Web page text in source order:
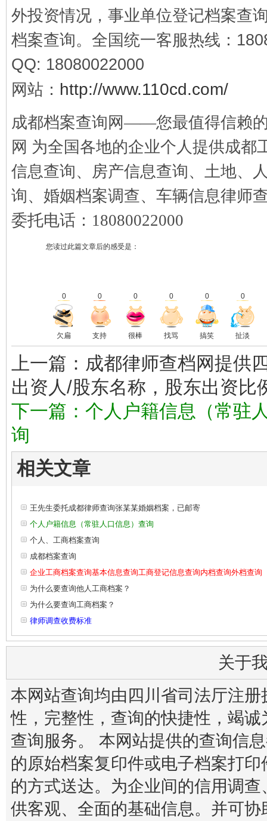
外投资情况，事业单位登记档案查
档案查询。全国统一客服热线：
QQ: 18080022000
网站： http://www.110cd.com/
成都档案查询网——您最值得信赖
网 为全国各地的企业个人提供成都
信息查询、房产信息查询、土地、
询、婚姻档案调查、车辆信息律师
委托电话：18080022000
您读过此篇文章后的感受是：
0 0 0 0 0 0
欠扁 支持 很棒 找骂 搞笑 扯淡
上一篇：成都律师查档网提供
出资人/股东名称，股东出资比
下一篇：个人户籍信息（常驻
询
相关文章
王先生委托成都律师查询张某某婚姻档案，已邮寄
个人户籍信息（常驻人口信息）查询
个人、工商档案查询
成都档案查询
企业工商档案查询基本信息查询工商登记信息查询内档查询外档查询
为什么要查询他人工商档案？
为什么要查询工商档案？
律师调查收费标准
关于
本网站查询均由四川省司法厅注
性，完整性，查询的快捷性，竭
查询服务。 本网站提供的查询信
的原始档案复印件或电子档案打
的方式送达。为企业间的信用调
供客观、全面的基础信息。并可